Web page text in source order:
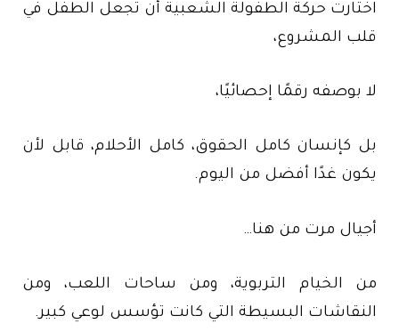
اختارت حركة الطفولة الشعبية أن تجعل الطفل في
قلب المشروع،
لا بوصفه رقمًا إحصائيًا،
بل كإنسان كامل الحقوق، كامل الأحلام، قابل لأن
يكون غدًا أفضل من اليوم.
أجيال مرت من هنا…
من الخيام التربوية، ومن ساحات اللعب، ومن
النقاشات البسيطة التي كانت تؤسس لوعي كبير.